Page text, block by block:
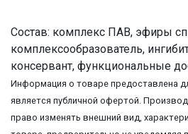
Состав: комплекс ПАВ, эфиры
комплексообразователь,
консервант, функциональные
Информация о товаре предоставлена
является публичной офертой.
право изменять внешний вид,